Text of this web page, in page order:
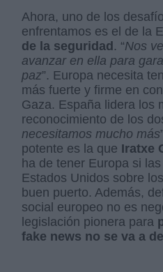
Ahora, uno de los
enfrentamos es el de la
de la seguridad . “Nos
avanzar en ella para
paz”. Europa necesita
más fuerte y firme en
Gaza. España lidera los
reconocimiento de los
necesitamos mucho más
potente es la que Iratxe
ha de tener Europa si
Estados Unidos sobre
buen puerto. Además,
social europeo no es
legislación pionera para
fake news no se va a